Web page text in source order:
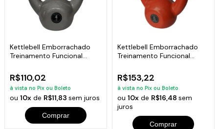
Kettlebell Emborrachado
Treinamento Funcional
R$110,02
à vista no Pix ou Boleto
ou10x de R$11,83sem juros
Comprar
Kettlebell Emborrachado
Treinamento Funcional
R$153,22
à vista no Pix ou Boleto
ou 10xde R$16,48 sem
juros
Comprar